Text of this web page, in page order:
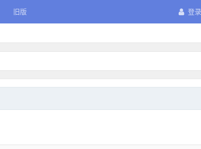
旧版 登录